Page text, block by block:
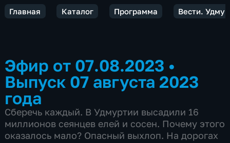
Главная Каталог Программа Вести.
Эфир от 07.08.2023 •
Выпуск 07 августа 2023
года
Сберечь каждый. В Удмуртии высадили 16
миллионов сеянцев елей и сосен. Почему этого
оказалось мало? Опасный выхлоп. На дорогах